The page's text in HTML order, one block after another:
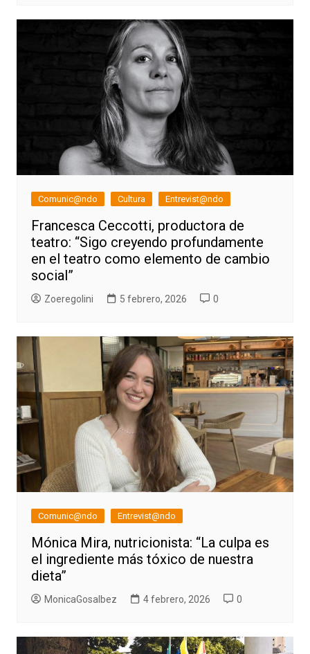
Comunic@ndo Cultura Entrevist@ndo
Francesca Ceccotti, productora de
teatro: “Sigo creyendo profundamente
en el teatro como elemento de cambio
social”
Zoeregolini 5 febrero, 2026 0
Comunic@ndo Entrevist@ndo
Mónica Mira, nutricionista: “La culpa es
el ingrediente más tóxico de nuestra
dieta”
MonicaGosalbez 4 febrero, 2026 0